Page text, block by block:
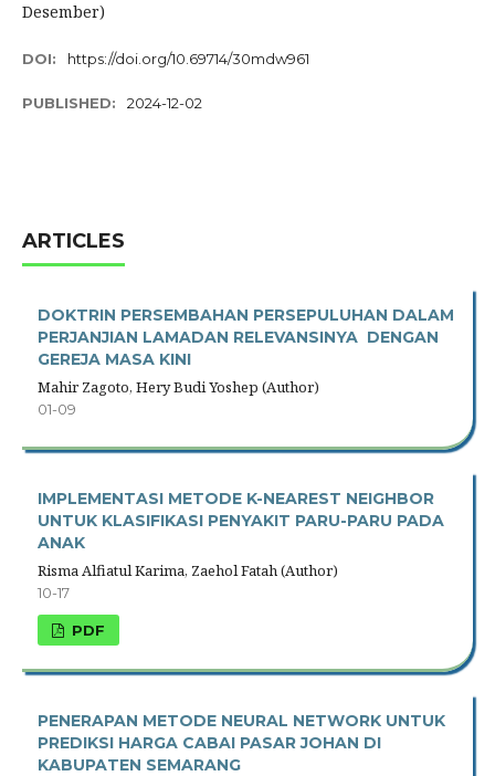
Desember)
DOI: https://doi.org/10.69714/30mdw961
PUBLISHED: 2024-12-02
ARTICLES
DOKTRIN PERSEMBAHAN PERSEPULUHAN DALAM
PERJANJIAN LAMADAN RELEVANSINYA DENGAN
GEREJA MASA KINI
Mahir Zagoto, Hery Budi Yoshep (Author)
01-09
IMPLEMENTASI METODE K-NEAREST NEIGHBOR
UNTUK KLASIFIKASI PENYAKIT PARU-PARU PADA
ANAK
Risma Alfiatul Karima, Zaehol Fatah (Author)
10-17
PDF
PENERAPAN METODE NEURAL NETWORK UNTUK
PREDIKSI HARGA CABAI PASAR JOHAN DI
KABUPATEN SEMARANG